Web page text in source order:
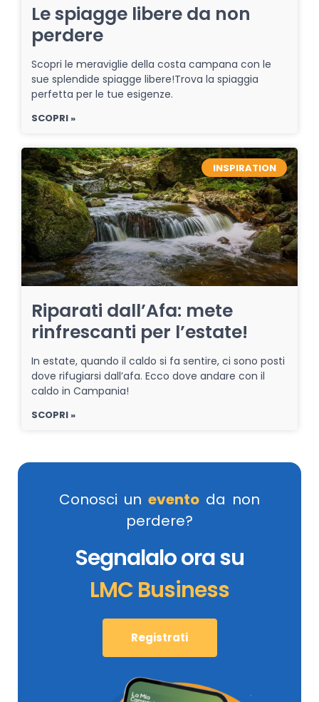
Le spiagge libere da non
perdere
Scopri le meraviglie della costa campana con le
sue splendide spiagge libere!Trova la spiaggia
perfetta per le tue esigenze.
SCOPRI »
INSPIRATION
Riparati dall’Afa: mete
rinfrescanti per l’estate!
In estate, quando il caldo si fa sentire, ci sono posti
dove rifugiarsi dall’afa. Ecco dove andare con il
caldo in Campania!
SCOPRI »
Conosci un evento da non
perdere?
Segnalalo ora su
LMC Business
Registrati